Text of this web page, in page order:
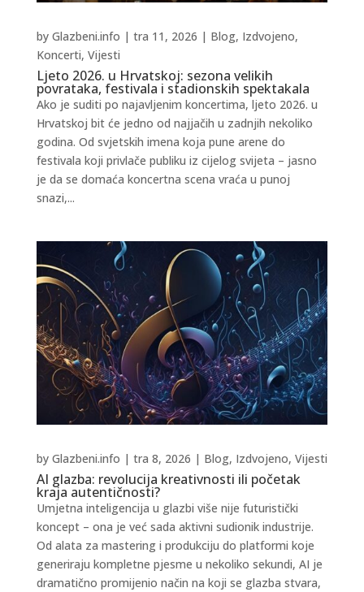
Ljeto 2026. u Hrvatskoj: sezona velikih
povrataka, festivala i stadionskih spektakala
by Glazbeni.info | tra 11, 2026 | Blog, Izdvojeno,
Koncerti, Vijesti
Ako je suditi po najavljenim koncertima, ljeto 2026. u
Hrvatskoj bit će jedno od najjačih u zadnjih nekoliko
godina. Od svjetskih imena koja pune arene do
festivala koji privlače publiku iz cijelog svijeta – jasno
je da se domaća koncertna scena vraća u punoj
snazi,...
AI glazba: revolucija kreativnosti ili početak
kraja autentičnosti?
by Glazbeni.info | tra 8, 2026 | Blog, Izdvojeno, Vijesti
Umjetna inteligencija u glazbi više nije futuristički
koncept – ona je već sada aktivni sudionik industrije.
Od alata za mastering i produkciju do platformi koje
generiraju kompletne pjesme u nekoliko sekundi, AI je
dramatično promijenio način na koji se glazba stvara,